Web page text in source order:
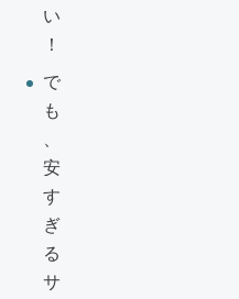
い
！
で
も
安
す
ぎ
る
サ